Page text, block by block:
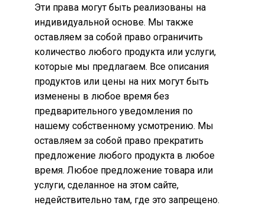
Эти права могут быть реализованы на
индивидуальной основе. Мы также
оставляем за собой право ограничить
количество любого продукта или услуги,
которые мы предлагаем. Все описания
продуктов или цены на них могут быть
изменены в любое время без
предварительного уведомления по
нашему собственному усмотрению. Мы
оставляем за собой право прекратить
предложение любого продукта в любое
время. Любое предложение товара или
услуги, сделанное на этом сайте,
недействительно там, где это запрещено.